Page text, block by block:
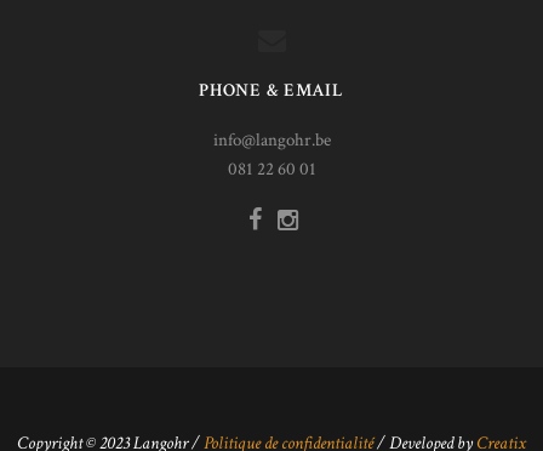
PHONE & EMAIL
info@langohr.be
081 22 60 01
Copyright © 2023Langohr/Politique de confidentialité/ Developed byCreatix